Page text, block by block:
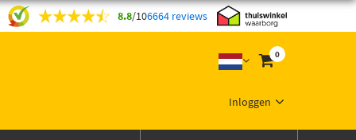
8.8/106664 reviews
0
Inloggen